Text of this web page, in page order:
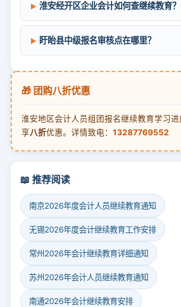
淮安经开区企业会计如何查继续教育？
盱眙县中级报名审核点在哪里？
🎁 团购八折优惠
淮安地区会计人员组团报名继续教育学习
享八折优惠。详情致电： 13287769552
📖 推荐阅读
南京2026年度会计人员继续教育通知
无锡2026年度会计继续教育工作安排
常州2026年会计继续教育详细通知
苏州2026年会计人员继续教育通知
南通2026年会计继续教育安排